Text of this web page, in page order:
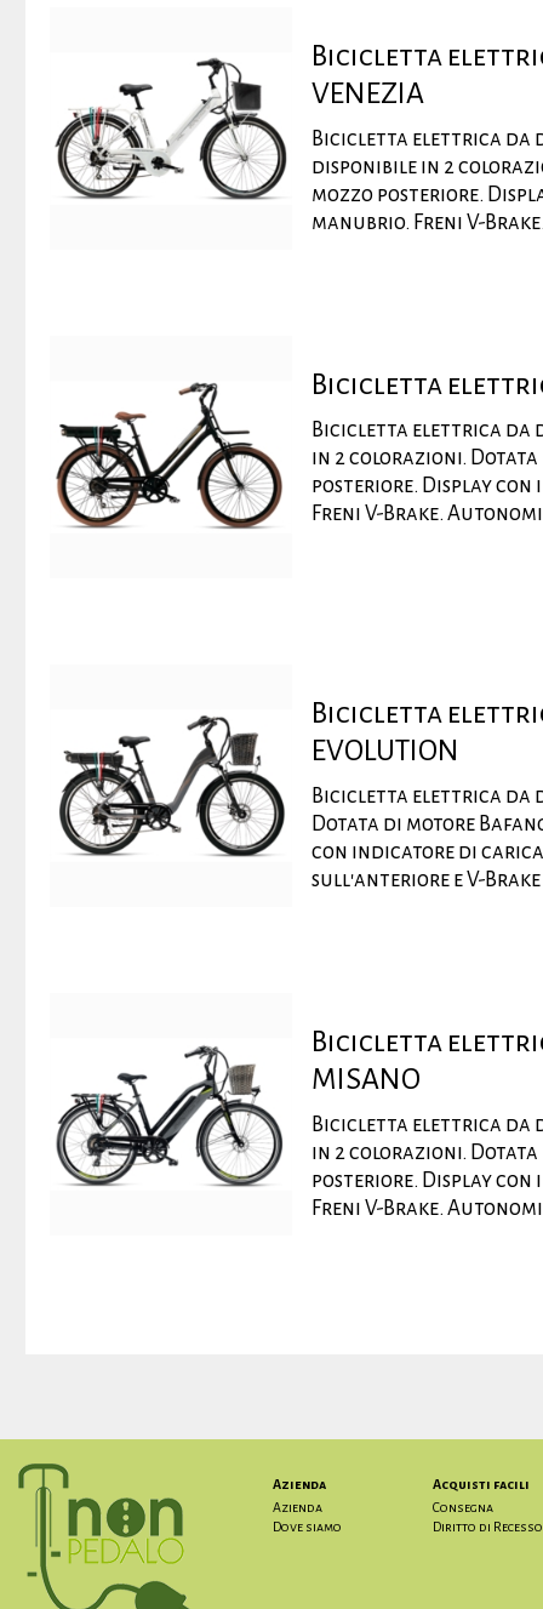
Bicicletta
VENEZIA
Bicicletta elettrica da
disponibile in 2
mozzo posteriore.
manubrio. Freni V-
Bicicletta
Bicicletta elettrica da
in 2 colorazioni. Dotata
posteriore. Display
Freni V-Brake.
Bicicletta
EVOLUTION
Bicicletta elettrica da
Dotata di motore
con indicatore di
sull'anteriore e V-Brake
Bicicletta
MISANO
Bicicletta elettrica da
in 2 colorazioni. Dotata
posteriore. Display
Freni V-Brake.
Azienda
Azienda
Dove siamo
Acquisti facili
Consegna
Diritto di Recesso